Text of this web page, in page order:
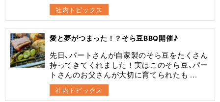
社内トピックス
愛と夢がつまった！？そら豆BBQ開催♪
先日、パートさんが自家製のそら豆をたくさん
持ってきてくれました！実はこのそら豆、パー
トさんのお父さんが大切に育てられたも ...
社内トピックス